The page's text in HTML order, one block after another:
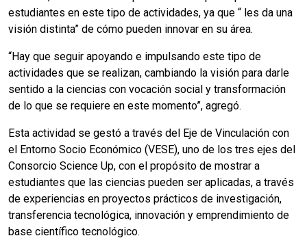
estudiantes en este tipo de actividades, ya que “ les da una
visión distinta” de cómo pueden innovar en su área.
“Hay que seguir apoyando e impulsando este tipo de
actividades que se realizan, cambiando la visión para darle
sentido a la ciencias con vocación social y transformación
de lo que se requiere en este momento”, agregó.
Esta actividad se gestó a través del Eje de Vinculación con
el Entorno Socio Económico (VESE), uno de los tres ejes del
Consorcio Science Up, con el propósito de mostrar a
estudiantes que las ciencias pueden ser aplicadas, a través
de experiencias en proyectos prácticos de investigación,
transferencia tecnológica, innovación y emprendimiento de
base científico tecnológico.